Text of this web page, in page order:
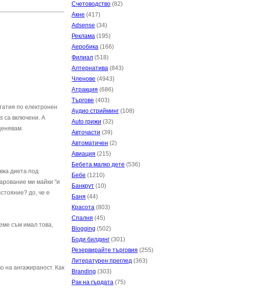
по електронен
са включени. А
диета под
ми майки "и
до, че е
съм имал това,
на ангажираност. Как
Счетоводство (82)
Акне (417)
Adsense (34)
Реклама (195)
Аеробика (166)
Филиал (518)
Алтернатива (843)
Членове (4943)
Атракция (686)
Търгове (403)
Аудио стрийминг (108)
Auto грижи (32)
Авточасти (39)
Автоматичен (2)
Авиация (215)
Бебета малко дете (536)
Бебе (1210)
Банкрут (10)
Баня (44)
Красота (803)
Спалня (45)
Blogging (502)
Боди билдинг (301)
Резервирайте търговия (255)
Литературен преглед (363)
Branding (303)
Рак на гърдата (75)